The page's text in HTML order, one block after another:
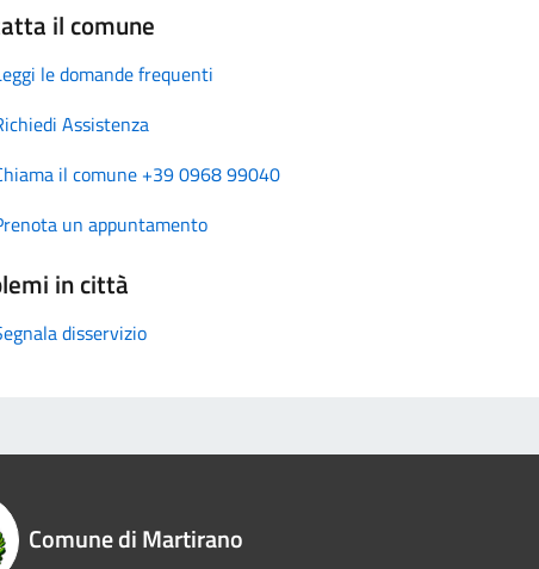
il comune
le domande frequenti
Assistenza
il comune +39 0968 99040
un appuntamento
in città
disservizio
Comune di Martirano